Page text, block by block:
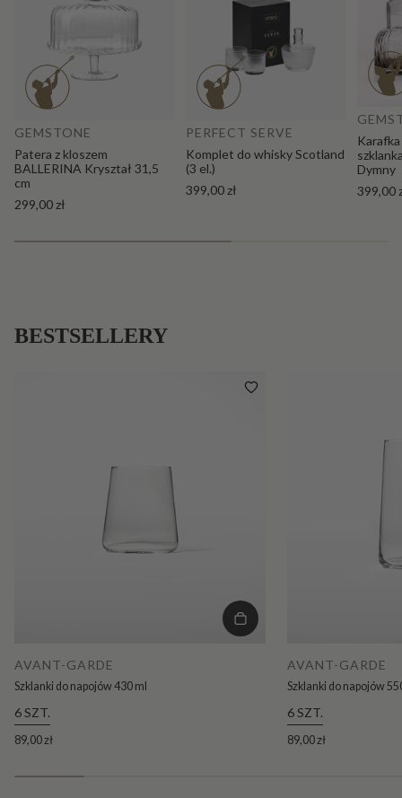
Dodaj do koszyka
GEMSTONE
Patera z kloszem
BALLERINA Kryształ 31,5
cm
299,00 zł
PERFECT SERVE
Komplet do whisky Scotland
(3 el.)
399,00 zł
Dymny
399,00
BESTSELLERY
AVANT-GARDE
Szklanki do napojów 430 ml
6 SZT.
89,00 zł
AVANT-GARDE
Szklanki do napojów
6 SZT.
89,00 zł